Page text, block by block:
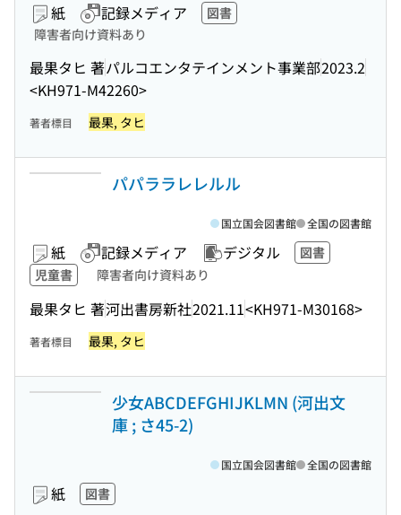
紙 記録メディア
図書
障害者向け資料あり
最果タヒ 著パルコエンタテインメント事業部2023.2
<KH971-M42260>
著者標目 最果, タヒ
パパララレレルル
紙 記録メディア デジタル
図書
児童書
障害者向け資料あり
最果タヒ 著河出書房新社2021.11<KH971-M30168>
国立国会図書館 全国の図書館
著者標目 最果, タヒ
少女ABCDEFGHIJKLMN (河出文
庫 ; さ45-2)
紙 図書
国立国会図書館 全国の図書館